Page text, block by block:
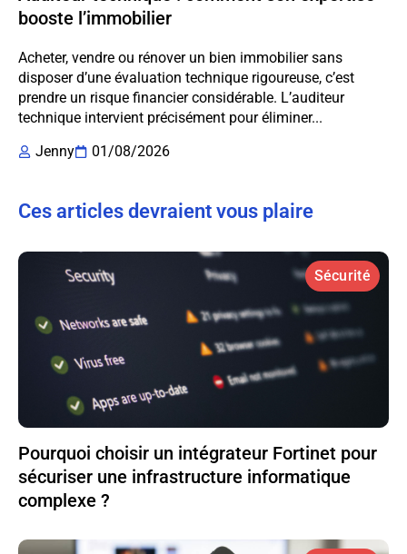
booste l’immobilier
Acheter, vendre ou rénover un bien immobilier sans
disposer d’une évaluation technique rigoureuse, c’est
prendre un risque financier considérable. L’auditeur
technique intervient précisément pour éliminer...
Jenny
01/08/2026
Ces articles devraient vous plaire
Sécurité
Pourquoi choisir un intégrateur Fortinet pour
sécuriser une infrastructure informatique
complexe ?